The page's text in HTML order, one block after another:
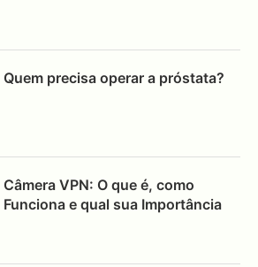
Quem precisa operar a próstata?
Câmera VPN: O que é, como
Funciona e qual sua Importância